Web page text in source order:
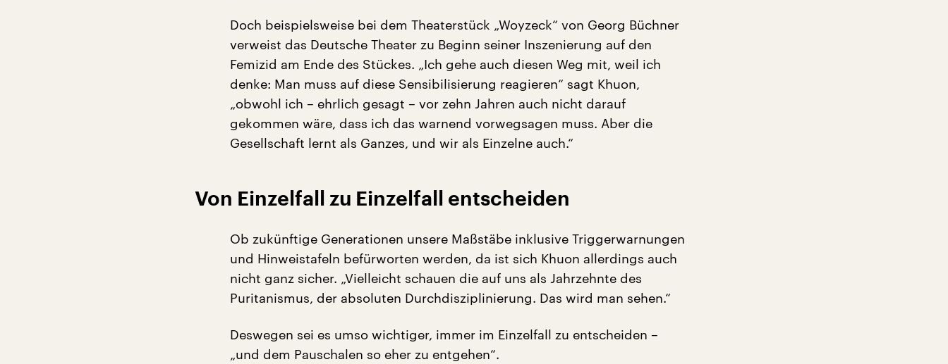
Doch beispielsweise bei dem Theaterstück „Woyzeck“ von Georg Büchner
verweist das Deutsche Theater zu Beginn seiner Inszenierung auf den
Femizid am Ende des Stückes. „Ich gehe auch diesen Weg mit, weil ich
denke: Man muss auf diese Sensibilisierung reagieren“ sagt Khuon,
„obwohl ich – ehrlich gesagt – vor zehn Jahren auch nicht darauf
gekommen wäre, dass ich das warnend vorwegsagen muss. Aber die
Gesellschaft lernt als Ganzes, und wir als Einzelne auch.“
Von Einzelfall zu Einzelfall entscheiden
Ob zukünftige Generationen unsere Maßstäbe inklusive Triggerwarnungen
und Hinweistafeln befürworten werden, da ist sich Khuon allerdings auch
nicht ganz sicher. „Vielleicht schauen die auf uns als Jahrzehnte des
Puritanismus, der absoluten Durchdisziplinierung. Das wird man sehen.“
Deswegen sei es umso wichtiger, immer im Einzelfall zu entscheiden –
„und dem Pauschalen so eher zu entgehen“.